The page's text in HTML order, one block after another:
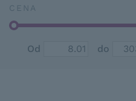
CENA
Od do